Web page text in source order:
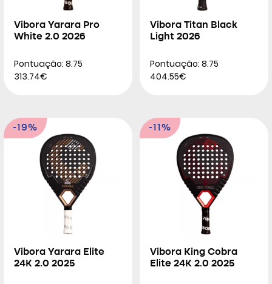
Vibora Yarara Pro
White 2.0 2026
Pontuação: 8.75
313.74€
Vibora Titan Black
Light 2026
Pontuação: 8.75
404.55€
-19%
Vibora Yarara Elite
24K 2.0 2025
-11%
Vibora King Cobra
Elite 24K 2.0 2025